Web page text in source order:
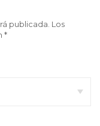
publicada. Los
*